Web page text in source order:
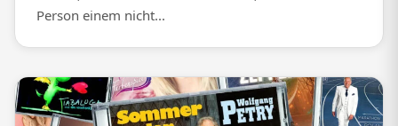
Person einem nicht...